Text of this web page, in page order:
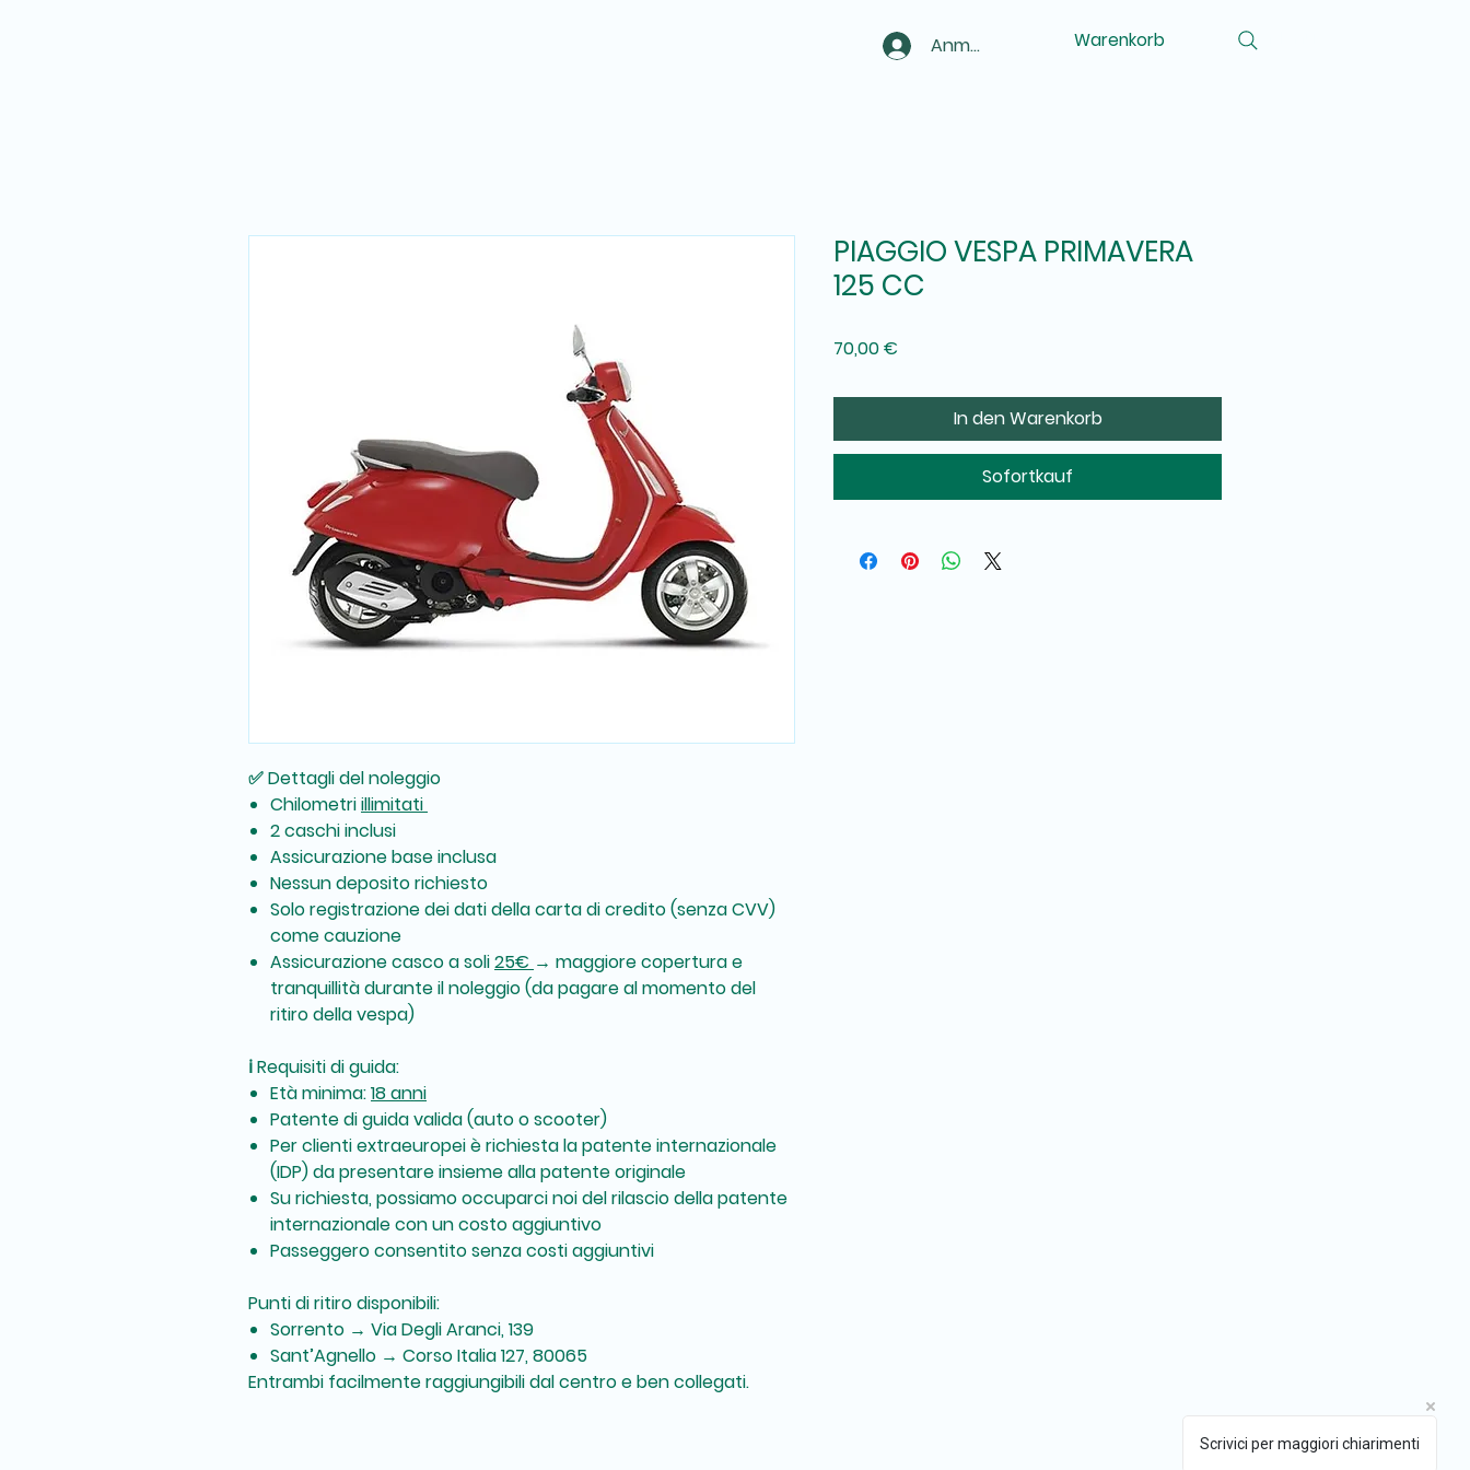
Anmelden Warenkorb
✅ Dettagli del noleggio
Chilometriillimitati
2 caschi inclusi
Assicurazione base inclusa
Nessun deposito richiesto
Solo registrazione dei dati della carta di credito (senza CVV)
come cauzione
Assicurazione casco a soli25€ → maggiore copertura e
tranquillità durante il noleggio (da pagare al momento del
ritiro della vespa)
ℹ️ Requisiti di guida:
Età minima:18 anni
Patente di guida valida (auto o scooter)
Per clienti extraeuropei è richiesta la patente internazionale
(IDP) da presentare insieme alla patente originale
Su richiesta, possiamo occuparci noi del rilascio della patente
internazionale con un costo aggiuntivo
Passeggero consentito senza costi aggiuntivi
Punti di ritiro disponibili:
Sorrento → Via Degli Aranci, 139
Sant’Agnello → Corso Italia 127, 80065
Entrambi facilmente raggiungibili dal centro e ben collegati.
PIAGGIO VESPA PRIMAVERA
125 CC
70,00 €
In den Warenkorb
Sofortkauf
Scrivici per maggiori chiarimenti